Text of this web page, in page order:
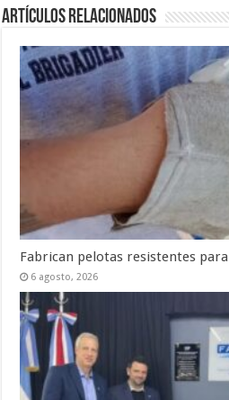
Artículos Relacionados
Fabrican pelotas resistentes
6 agosto, 2026